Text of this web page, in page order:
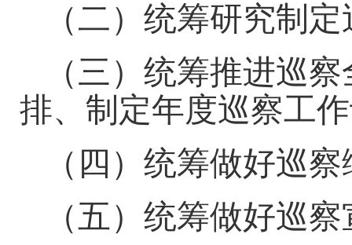
（二）统筹研究制
（三）统筹推进巡
排、制定年度巡察工
（四）统筹做好巡
（五）统筹做好巡